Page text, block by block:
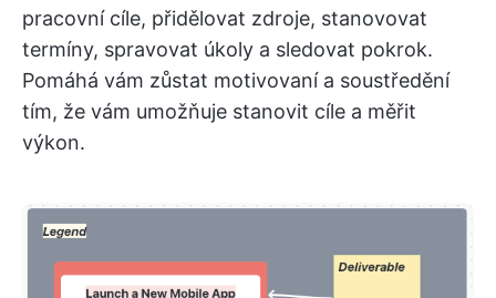
pracovní cíle, přidělovat zdroje, stanovovat
termíny, spravovat úkoly a sledovat pokrok.
Pomáhá vám zůstat motivovaní a soustředění
tím, že vám umožňuje stanovit cíle a měřit
výkon.